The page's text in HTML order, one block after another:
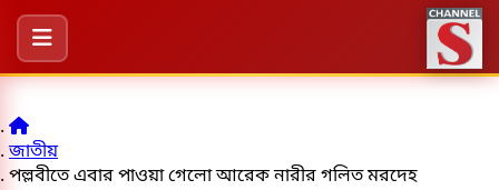
জাতীয়
পল্লবীতে এবার পাওয়া গেলো আরেক নারীর গলিত মরদেহ